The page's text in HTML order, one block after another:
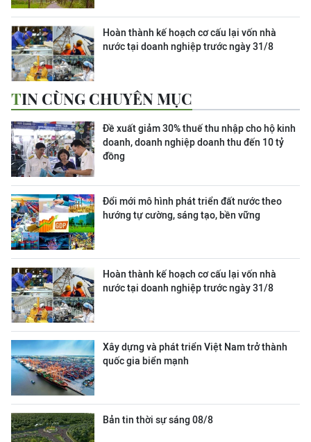
Hoàn thành kế hoạch cơ cấu lại vốn nhà
nước tại doanh nghiệp trước ngày 31/8
TIN CÙNG CHUYÊN MỤC
Đề xuất giảm 30% thuế thu nhập cho hộ kinh
doanh, doanh nghiệp doanh thu đến 10 tỷ
đồng
Đổi mới mô hình phát triển đất nước theo
hướng tự cường, sáng tạo, bền vững
Hoàn thành kế hoạch cơ cấu lại vốn nhà
nước tại doanh nghiệp trước ngày 31/8
Xây dựng và phát triển Việt Nam trở thành
quốc gia biển mạnh
Bản tin thời sự sáng 08/8